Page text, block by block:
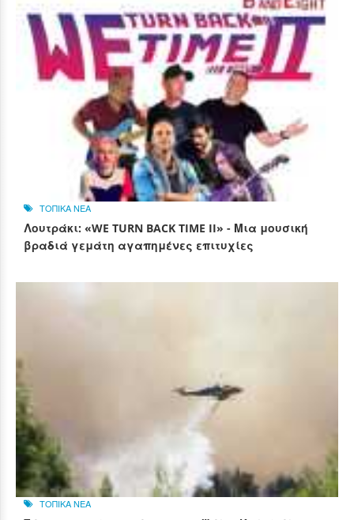
ΤΟΠΙΚΑ ΝΕΑ
Λουτράκι: «WE TURN BACK TIME II» - Μια μουσική
βραδιά γεμάτη αγαπημένες επιτυχίες
ΤΟΠΙΚΑ ΝΕΑ